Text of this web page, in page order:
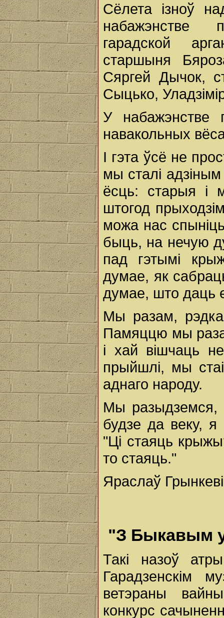
Сёлета ізноў
набажэнстве
гарадской
старшыня
Сяргей Дычок,
Сыцько,
У набажэнстве
навакольных
І гэта ўсё не
мы сталі
ёсць: старыя і
штогод
можа нас
быць, на нечую
пад гэтымі
думае, як
думае, што даць
Мы разам,
Памяццю мы
і хай вішчаць
прыйшлі, мы
аднаго народу.
Мы разыдземся,
будзе да веку,
"Ці стаяць
то стаяць."
Яраслаў
"З Быкавым
Такі назоў
Гарадзенскім
ветэраны
конкурс